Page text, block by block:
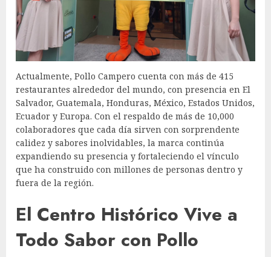
Actualmente, Pollo Campero cuenta con más de 415
restaurantes alrededor del mundo, con presencia en El
Salvador, Guatemala, Honduras, México, Estados Unidos,
Ecuador y Europa. Con el respaldo de más de 10,000
colaboradores que cada día sirven con sorprendente
calidez y sabores inolvidables, la marca continúa
expandiendo su presencia y fortaleciendo el vínculo
que ha construido con millones de personas dentro y
fuera de la región.
El Centro Histórico Vive a
Todo Sabor con Pollo